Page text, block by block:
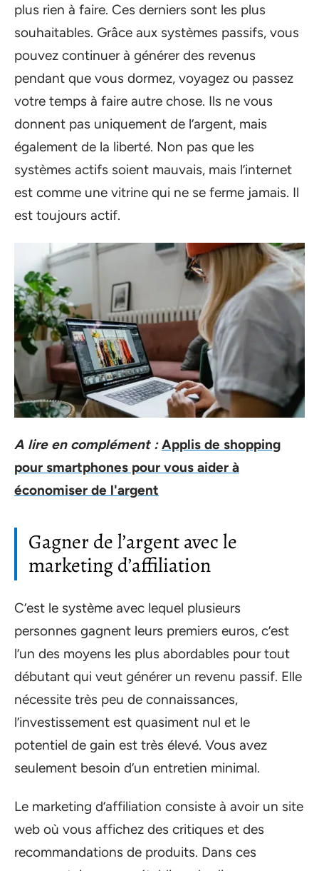
plus rien à faire. Ces derniers sont les plus
souhaitables. Grâce aux systèmes passifs, vous
pouvez continuer à générer des revenus
pendant que vous dormez, voyagez ou passez
votre temps à faire autre chose. Ils ne vous
donnent pas uniquement de l’argent, mais
également de la liberté. Non pas que les
systèmes actifs soient mauvais, mais l’internet
est comme une vitrine qui ne se ferme jamais. Il
est toujours actif.
A lire en complément : Applis de shopping
pour smartphones pour vous aider à
économiser de l'argent
Gagner de l’argent avec le
marketing d’affiliation
C’est le système avec lequel plusieurs
personnes gagnent leurs premiers euros, c’est
l’un des moyens les plus abordables pour tout
débutant qui veut générer un revenu passif. Elle
nécessite très peu de connaissances,
l’investissement est quasiment nul et le
potentiel de gain est très élevé. Vous avez
seulement besoin d’un entretien minimal.
Le marketing d’affiliation consiste à avoir un site
web où vous affichez des critiques et des
recommandations de produits. Dans ces